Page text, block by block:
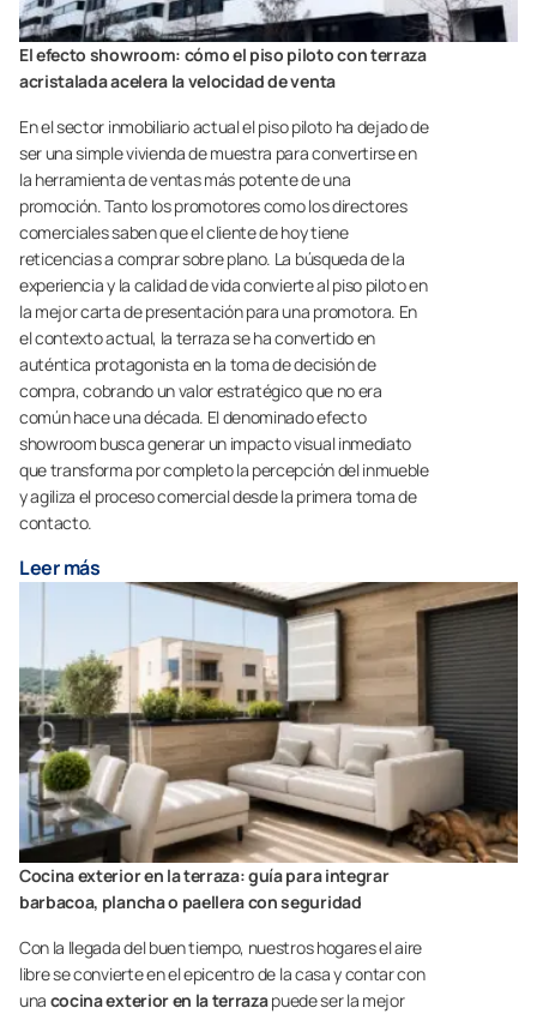
El efecto showroom: cómo el piso piloto con terraza
acristalada acelera la velocidad de venta
En el sector inmobiliario actual el piso piloto ha dejado de
ser una simple vivienda de muestra para convertirse en
la herramienta de ventas más potente de una
promoción. Tanto los promotores como los directores
comerciales saben que el cliente de hoy tiene
reticencias a comprar sobre plano. La búsqueda de la
experiencia y la calidad de vida convierte al piso piloto en
la mejor carta de presentación para una promotora. En
el contexto actual, la terraza se ha convertido en
auténtica protagonista en la toma de decisión de
compra, cobrando un valor estratégico que no era
común hace una década. El denominado efecto
showroom busca generar un impacto visual inmediato
que transforma por completo la percepción del inmueble
y agiliza el proceso comercial desde la primera toma de
contacto.
Leer más
Cocina exterior en la terraza: guía para integrar
barbacoa, plancha o paellera con seguridad
Con la llegada del buen tiempo, nuestros hogares el aire
libre se convierte en el epicentro de la casa y contar con
una cocina exterior en la terrazapuede ser la mejor